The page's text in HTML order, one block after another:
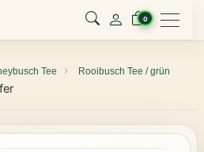
0 Menu
Tee Rooibusch Tee / grün